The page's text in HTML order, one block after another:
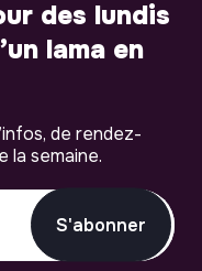
des lundis
lama en
de rendez-
la semaine.
S'abonner